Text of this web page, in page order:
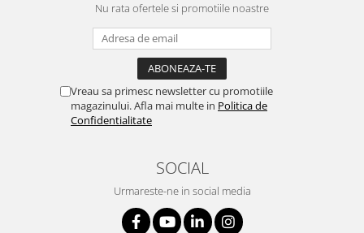
Nu rata ofertele si promotiile noastre
Vreau sa primesc newsletter cu promotiile
magazinului. Afla mai multe in Politica de
Confidentialitate
SOCIAL
Urmareste-ne in social media